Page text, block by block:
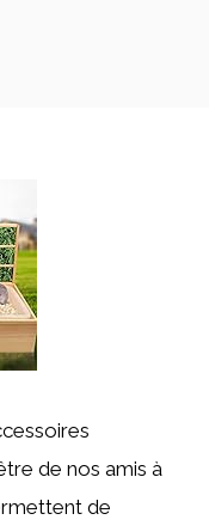
de nos amis à
de